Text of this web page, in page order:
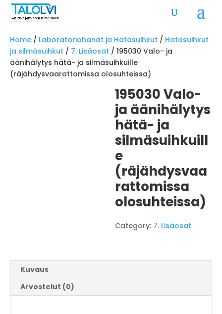
Home / Laboratoriohanat ja Hätäsuihkut / Hätäsuihkut
ja silmäsuihkut / 7. Lisäosat / 195030 Valo- ja
äänihälytys hätä- ja silmäsuihkuille
(räjähdysvaarattomissa olosuhteissa)
195030 Valo-
ja äänihälytys
hätä- ja
silmäsuihkuill
e
(räjähdysvaa
rattomissa
olosuhteissa)
Category: 7. Lisäosat
Kuvaus
Arvostelut (0)